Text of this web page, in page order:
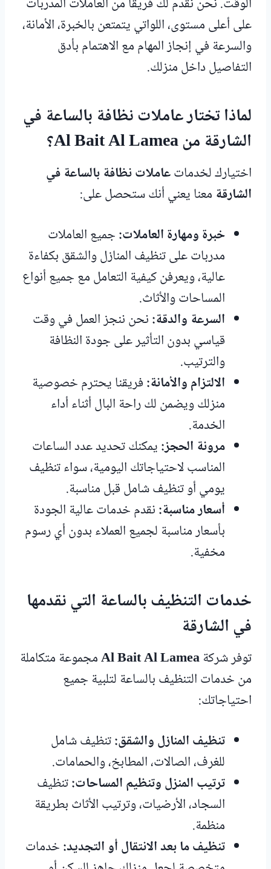
على أعلى مستوى، اللواتي يتمتعن بالخبرة، الأمانة،
والسرعة في إنجاز المهام مع الاهتمام بأدق
التفاصيل داخل منزلك.
لماذا تختار عاملات نظافة بالساعة في
الشارقة من Al Bait Al Lamea؟
اختيارك لخدماتعاملات نظافة بالساعة في
الشارقة معنا يعني أنك ستحصل على:
خبرة ومهارة العاملات:جميع العاملات
مدربات على تنظيف المنازل والشقق بكفاءة
عالية، ويعرفن كيفية التعامل مع جميع أنواع
المساحات والأثاث.
السرعة والدقة:نحن ننجز العمل في وقت
قياسي بدون التأثير على جودة النظافة
والترتيب.
الالتزام والأمانة:فريقنا يحترم خصوصية
منزلك ويضمن لك راحة البال أثناء أداء
الخدمة.
مرونة الحجز:يمكنك تحديد عدد الساعات
المناسب لاحتياجاتك اليومية، سواء تنظيف
يومي أو تنظيف شامل قبل مناسبة.
أسعار مناسبة:نقدم خدمات عالية الجودة
بأسعار مناسبة لجميع العملاء بدون أي رسوم
مخفية.
خدمات التنظيف بالساعة التي نقدمها
في الشارقة
توفر شركةAl Bait Al Lameaمجموعة متكاملة
من خدمات التنظيف بالساعة لتلبية جميع
احتياجاتك:
تنظيف المنازل والشقق:تنظيف شامل
للغرف، الصالات، المطابخ، والحمامات.
ترتيب المنزل وتنظيم المساحات:تنظيف
السجاد، الأرضيات، وترتيب الأثاث بطريقة
منظمة.
تنظيف ما بعد الانتقال أو التجديد:خدمات